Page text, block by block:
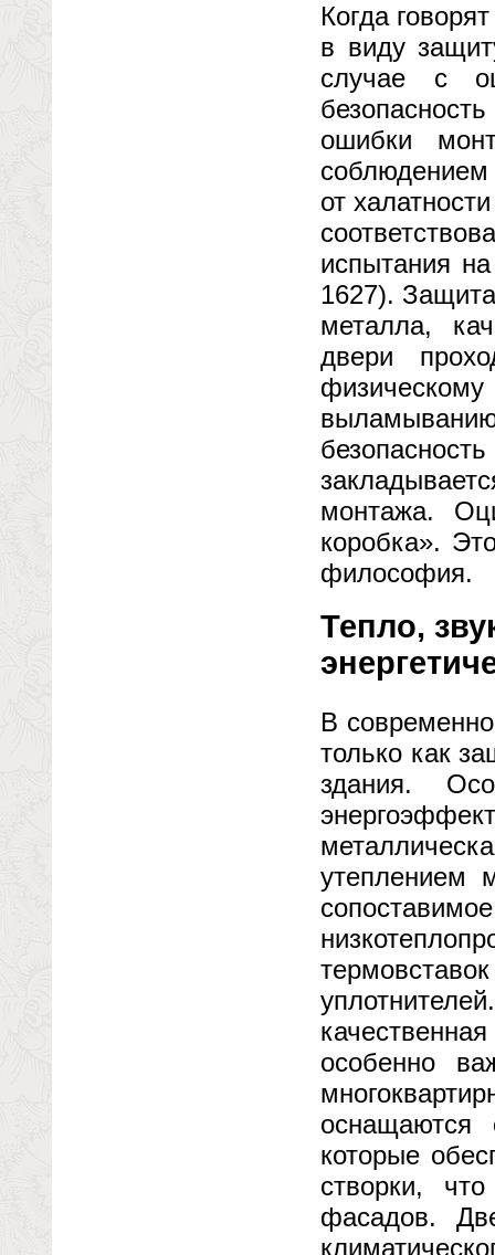
Когда
в виду
случае с
ошибки
от
испытания
1627).
металла,
двери
монтажа.
коробка».
философия.
Тепло,
В
только как
здания.
утеплением
особенно
оснащаются
которые
створки,
фасадов.